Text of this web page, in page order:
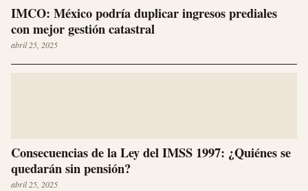
IMCO: México podría duplicar ingresos prediales
con mejor gestión catastral
abril 25, 2025
Consecuencias de la Ley del IMSS 1997: ¿Quiénes se
quedarán sin pensión?
abril 25, 2025